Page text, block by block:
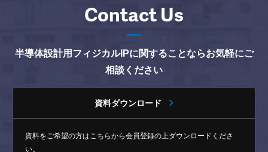
Contact Us
半導体設計用フィジカルIPに関することならお気軽にご
相談ください
資料ダウンロード
資料をご希望の方はこちらから会員登録の上ダウンロードくださ
い。